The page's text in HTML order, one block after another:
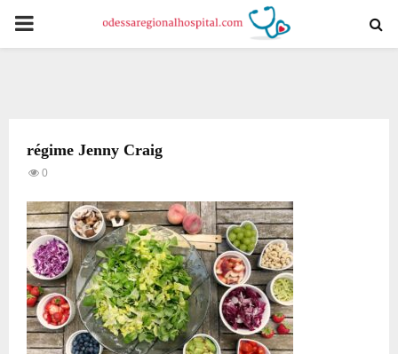
PRIMARY
régime Jenny Craig
0